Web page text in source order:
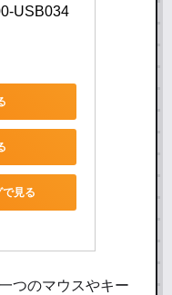
USB034
見る
つのマウスやキー